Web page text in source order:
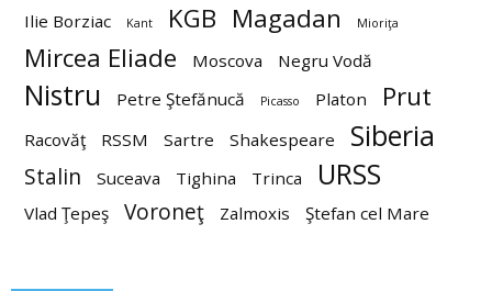
Ilie Borziac
Kant KGB Magadan Mioriţa
Mircea Eliade Moscova Negru Vodă
Nistru Petre Ştefănucă Picasso Platon Prut
Racovăţ RSSM Sartre Shakespeare Siberia
Stalin Suceava Tighina Trinca URSS
Vlad Ţepeş Voroneţ Zalmoxis Ştefan cel Mare